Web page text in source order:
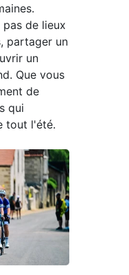
de lieux
partager un
un
Que vous
de
qui
tout l'été.